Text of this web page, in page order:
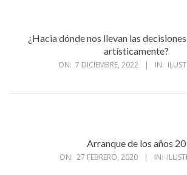
¿Hacia dónde nos llevan las
artísticamente?
ON: 7 DICIEMBRE, 2022 IN:
Arranque de los años 20
ON: 27 FEBRERO, 2020 IN: